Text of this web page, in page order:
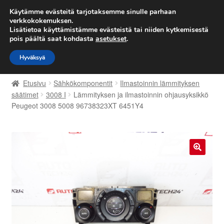
TOIMITUS alkaen 7 EUR
Siirry
navigointiin
Siirry
sisältöön
Etusivu
Kärry
Maksut
Etusivu Sähkökomponentit
Ilmastoinnin lämmityksen
säätimet
3008 I
Lämmityksen ja ilmastoinnin ohjausyksikkö
Peugeot 3008 5008 96738323XT 6451Y4
Käytämme evästeitä tarjotaksemme sinulle parhaan
verkkokokemuksen.
Lisätietoa käyttämistämme evästeistä tai niiden kytkemisestä
pois päältä saat kohdasta asetukset.
Hyväksyä